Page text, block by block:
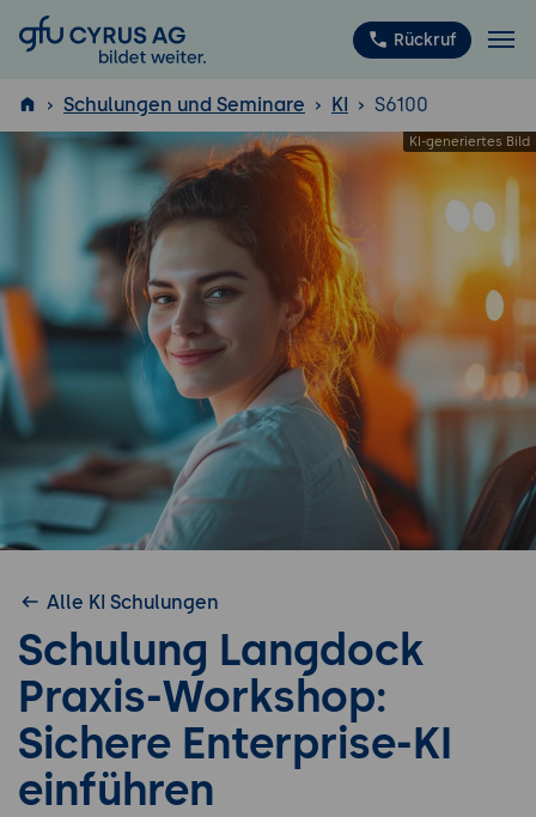
GFU Cyrus AG Rückruf
ISTQB ®
Schulungen und Seminare KI S6100
Alle KI Schulungen
Schulung Langdock
Praxis-Workshop:
Sichere Enterprise-KI
einführen